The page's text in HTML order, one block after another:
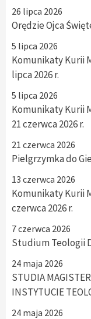
26 lipca 2026
Orędzie Ojca
5 lipca 2026
Komunikaty Kurii
lipca 2026 r.
5 lipca 2026
Komunikaty Kurii
21 czerwca 2026 r.
21 czerwca 2026
Pielgrzymka do
13 czerwca 2026
Komunikaty Kurii
czerwca 2026 r.
7 czerwca 2026
Studium Teologii
24 maja 2026
STUDIA
INSTYTUCIE
24 maja 2026